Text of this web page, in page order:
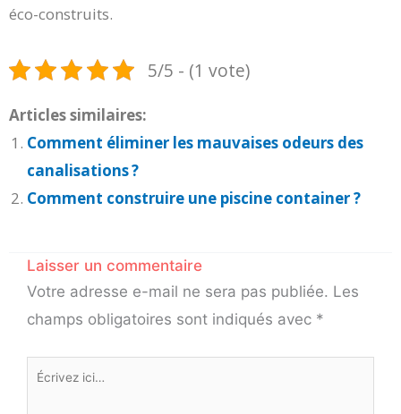
éco-construits.
5/5 - (1 vote)
Articles similaires:
Comment éliminer les mauvaises odeurs des
canalisations ?
Comment construire une piscine container ?
Laisser un commentaire
Votre adresse e-mail ne sera pas publiée. Les
champs obligatoires sont indiqués avec *
Écrivez